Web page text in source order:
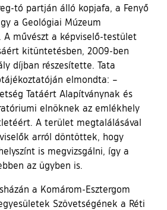
tó partján álló kopjafa, a Fenyő
a Geológiai Múzeum
A művészt a képviselő-testület
kitüntetésben, 2009-ben
díjban részesítette. Tata
elmondta: –
Tatáért Alapítványnak és
elnöknek az emlékhely
A terület megtalálásával
arról döntöttek, hogy
is megvizsgálni, így a
az ügyben is.
a Komárom-Esztergom
Szövetségének a Réti